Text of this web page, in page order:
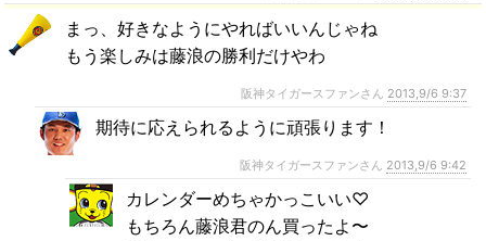
まっ、好きなようにやればいいんじゃね
もう楽しみは藤浪の勝利だけやわ
阪神タイガースファンさん 2013,9/6 9:37
期待に応えられるように頑張ります！
阪神タイガースファンさん 2013,9/6 9:42
カレンダーめちゃかっこいい♡
もちろん藤浪君のん買ったよ〜